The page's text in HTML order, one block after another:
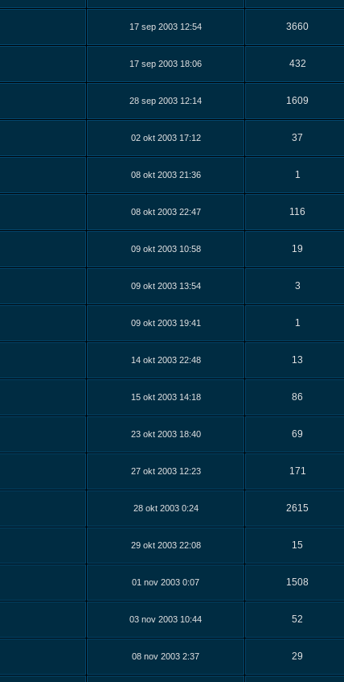
17 sep 2003 12:54 3660
17 sep 2003 18:06 432
28 sep 2003 12:14 1609
02 okt 2003 17:12 37
08 okt 2003 21:36 1
08 okt 2003 22:47 116
09 okt 2003 10:58 19
09 okt 2003 13:54 3
09 okt 2003 19:41 1
14 okt 2003 22:48 13
15 okt 2003 14:18 86
23 okt 2003 18:40 69
27 okt 2003 12:23 171
28 okt 2003 0:24 2615
29 okt 2003 22:08 15
01 nov 2003 0:07 1508
03 nov 2003 10:44 52
08 nov 2003 2:37 29